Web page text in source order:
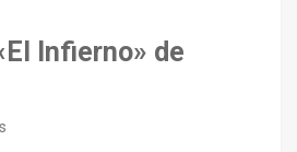
Infierno» de